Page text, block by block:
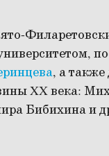
, а также
XX века:
Бибихина и